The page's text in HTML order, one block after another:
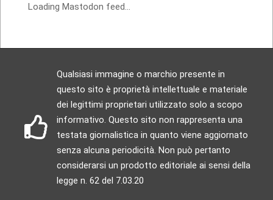
Loading Mastodon feed...
Qualsiasi immagine o marchio presente in
questo sito è proprietà intellettuale e materiale
dei legittimi proprietari utilizzato solo a scopo
informativo. Questo sito non rappresenta una
testata giornalistica in quanto viene aggiornato
senza alcuna periodicità. Non può pertanto
considerarsi un prodotto editoriale ai sensi della
legge n. 62 del 7.03.20